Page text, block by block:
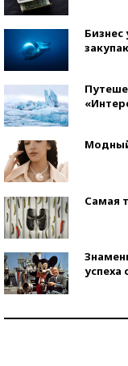
Бизнес
Самая
успеха